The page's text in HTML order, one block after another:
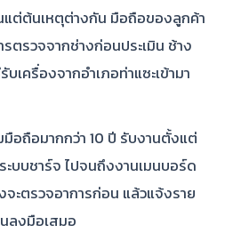
แต่ต้นเหตุต่างกัน มือถือของลูกค้า
ตรวจจากช่างก่อนประเมิน ช้าง
ครื่องจากอำเภอท่าแซะเข้ามา
อถือมากกว่า 10 ปี รับงานตั้งแต่
บบชาร์จ ไปจนถึงงานเมนบอร์ด
จะตรวจอาการก่อน แล้วแจ้งราย
นลงมือเสมอ